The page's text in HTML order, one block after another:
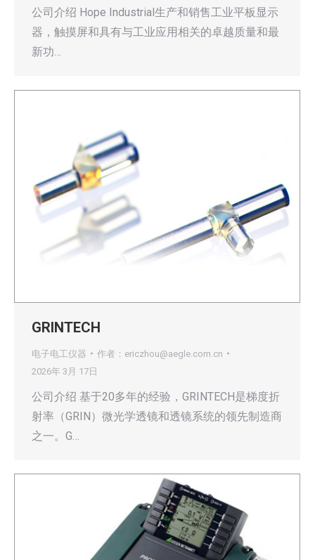
公司介绍 Hope Industrial生产和销售工业平板显示
器，触摸屏和具有与工业应用相关的卓越质量和最
新功…
GRINTECH
电子电工仪器 作者： ericzhou@aegle.com.cn
2026年 3月 17日
公司介绍 基于20多年的经验，GRINTECH是梯度折
射率（GRIN）微光学透镜和透镜系统的领先制造商
之一。G…